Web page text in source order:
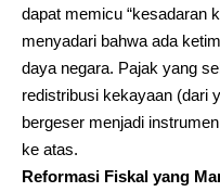
dapat memicu “kesadaran
menyadari bahwa ada
daya negara. Pajak yang
redistribusi kekayaan (dari
bergeser menjadi
ke atas.
Reformasi Fiskal yang